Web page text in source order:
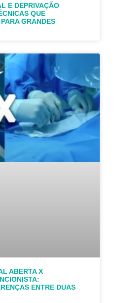
E DEPRIVAÇÃO
QUE
GRANDES
ABERTA X
ENTRE DUAS